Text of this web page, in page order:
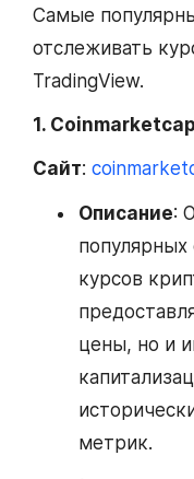
Самые
отслеживать
TradingView.
1. Coinmarketcap
Сайт:
Описание:
популярных
курсов
цены, но и
метрик.